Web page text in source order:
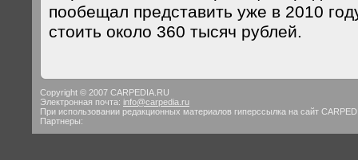
пообещал представить уже в 2010
стоить около 360 тысяч рублей.
Copyright © 2007 CARPEDIA.RU
Электронная почта: info@carpedia.ru
При использовании редакционных материалов гиперссылка на сайт
Партнеры: